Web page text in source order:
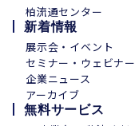
柏流通センター
新着情報
展示会・イベント
セミナー・ウェビナー
企業ニュース
アーカイブ
無料サービス